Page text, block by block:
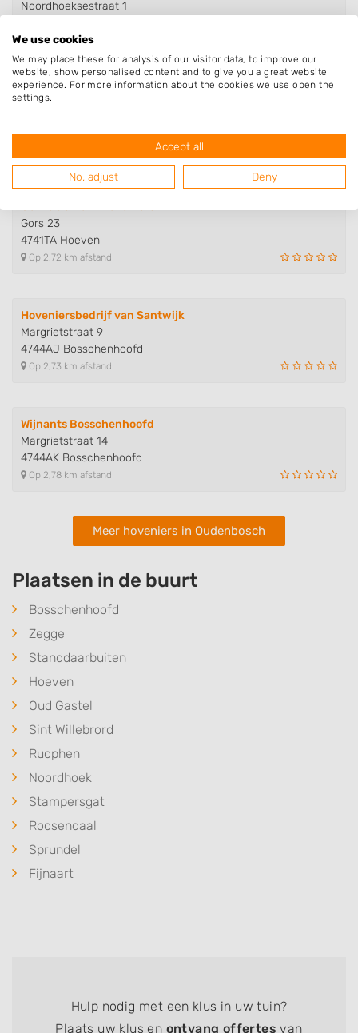
Noordhoeksestraat 1
Op 2,50 km afstand
Plantenkwekerij tuincentrum w b..
4741TN Hoeven
Gors 23
4741TA Hoeven
Op 2,72 km afstand
Hoveniersbedrijf van Santwijk
Margrietstraat 9
4744AJ Bosschenhoofd
Op 2,73 km afstand
Wijnants Bosschenhoofd
Margrietstraat 14
4744AK Bosschenhoofd
Op 2,78 km afstand
Meer hoveniers in Oudenbosch
Plaatsen in de buurt
Bosschenhoofd
Zegge
Standdaarbuiten
Hoeven
Oud Gastel
Sint Willebrord
Rucphen
Noordhoek
Stampersgat
Roosendaal
Sprundel
Fijnaart
Hulp nodig met een klus in uw tuin?
Plaats uw klus en ontvang offertes van
We use cookies
We may place these for analysis of our visitor data, to improve our
website, show personalised content and to give you a great website
experience. For more information about the cookies we use open the
settings.
Accept all
No, adjust Deny